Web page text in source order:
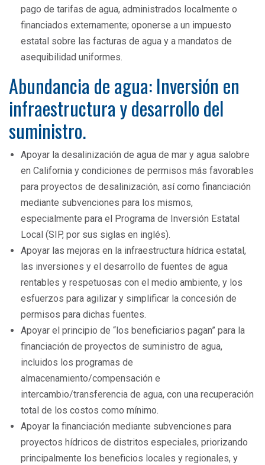
pago de tarifas de agua, administrados localmente o
financiados externamente; oponerse a un impuesto
estatal sobre las facturas de agua y a mandatos de
asequibilidad uniformes.
Abundancia de agua: Inversión en
infraestructura y desarrollo del
suministro.
Apoyar la desalinización de agua de mar y agua salobre
en California y condiciones de permisos más favorables
para proyectos de desalinización, así como financiación
mediante subvenciones para los mismos,
especialmente para el Programa de Inversión Estatal
Local (SIP, por sus siglas en inglés).
Apoyar las mejoras en la infraestructura hídrica estatal,
las inversiones y el desarrollo de fuentes de agua
rentables y respetuosas con el medio ambiente, y los
esfuerzos para agilizar y simplificar la concesión de
permisos para dichas fuentes.
Apoyar el principio de “los beneficiarios pagan” para la
financiación de proyectos de suministro de agua,
incluidos los programas de
almacenamiento/compensación e
intercambio/transferencia de agua, con una recuperación
total de los costos como mínimo.
Apoyar la financiación mediante subvenciones para
proyectos hídricos de distritos especiales, priorizando
principalmente los beneficios locales y regionales, y